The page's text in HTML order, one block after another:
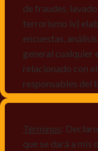
de fraudes,
terrorismo iv)
encuestas,
general cualquier
relacionado con
responsables del
mismos, vi) crear
características y
Términos:
que se dará a mis